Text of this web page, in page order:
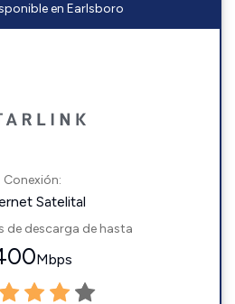
en Earlsboro
Conexión:
Satelital
de descarga de hasta
Mbps